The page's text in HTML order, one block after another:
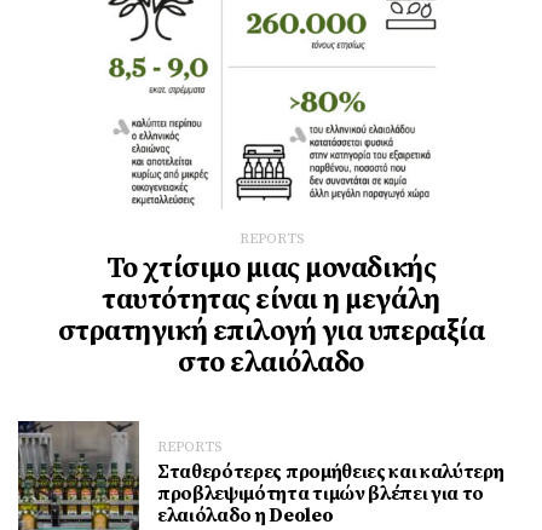
REPORTS
Το χτίσιμο μιας μοναδικής
ταυτότητας είναι η μεγάλη
στρατηγική επιλογή για υπεραξία
στο ελαιόλαδο
REPORTS
Σταθερότερες προμήθειες και καλύτερη
προβλεψιμότητα τιμών βλέπει για το
ελαιόλαδο η Deoleo